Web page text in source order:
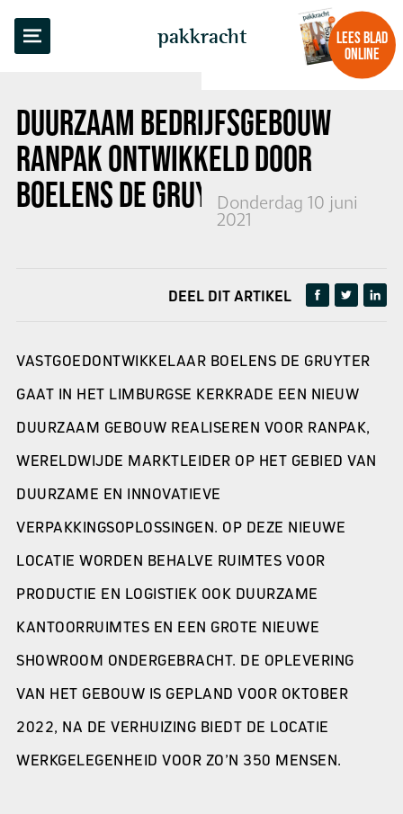
pakkracht
LEES BLAD
ONLINE
DUURZAAM BEDRIJFSGEBOUW
RANPAKONTWIKKELD DOOR
BOELENS DE GRUYTERDonderdag 10 juni
2021
TERUG NAAR OVERZICHT
DEEL DIT ARTIKEL
VASTGOEDONTWIKKELAAR BOELENS DE GRUYTER
GAAT IN HET LIMBURGSE KERKRADE EEN NIEUW
DUURZAAM GEBOUW REALISEREN VOOR RANPAK,
WERELDWIJDE MARKTLEIDER OP HET GEBIED VAN
DUURZAME EN INNOVATIEVE
VERPAKKINGSOPLOSSINGEN. OP DEZE NIEUWE
LOCATIE WORDEN BEHALVE RUIMTES VOOR
PRODUCTIE EN LOGISTIEK OOK DUURZAME
KANTOORRUIMTES EN EEN GROTE NIEUWE
SHOWROOM ONDERGEBRACHT. DE OPLEVERING
VAN HET GEBOUW IS GEPLAND VOOR OKTOBER
2022, NA DE VERHUIZING BIEDT DE LOCATIE
WERKGELEGENHEID VOOR ZO’N 350 MENSEN.